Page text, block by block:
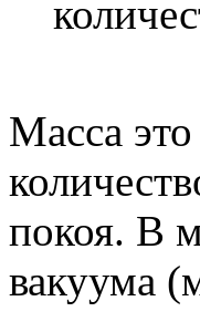
Масса
покоя. В
вакуума